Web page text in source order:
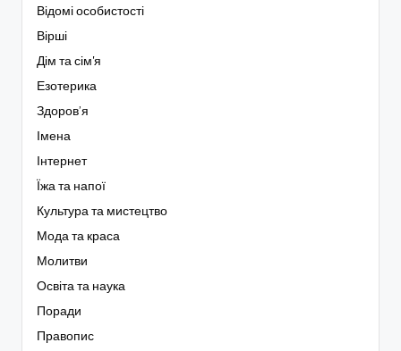
Відомі особистості
Вірші
Дім та сім'я
Езотерика
Здоров’я
Імена
Інтернет
Їжа та напої
Культура та мистецтво
Мода та краса
Молитви
Освіта та наука
Поради
Правопис